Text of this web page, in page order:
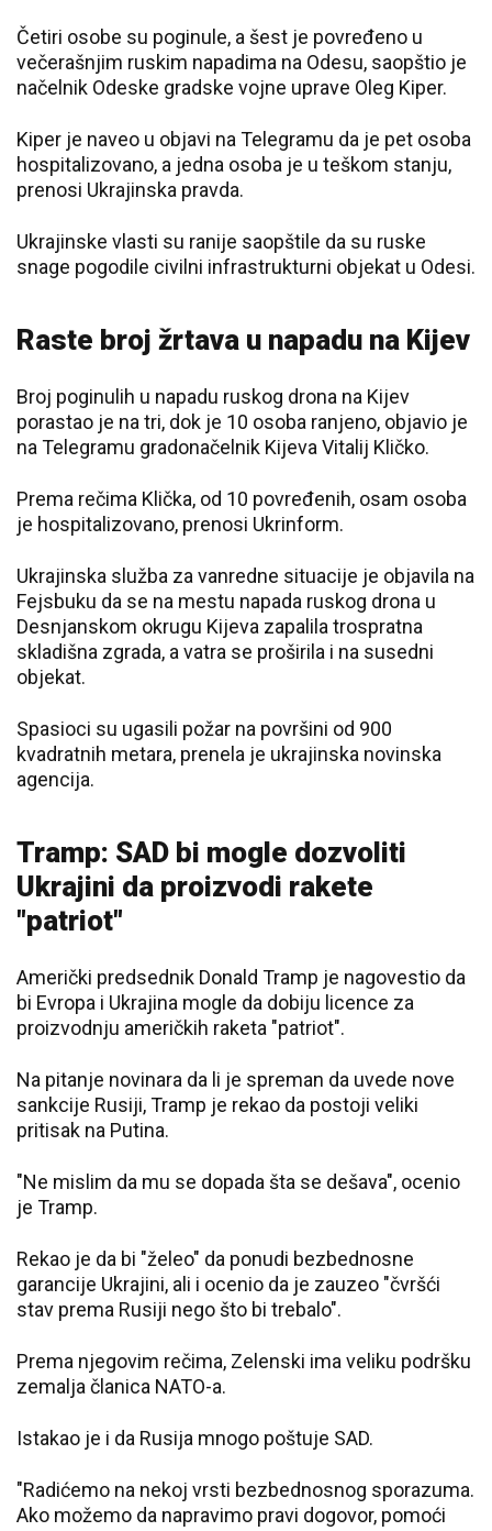
Četiri osobe su poginule, a šest je povređeno u
večerašnjim ruskim napadima na Odesu, saopštio je
načelnik Odeske gradske vojne uprave Oleg Kiper.
Kiper je naveo u objavi na Telegramu da je pet osoba
hospitalizovano, a jedna osoba je u teškom stanju,
prenosi Ukrajinska pravda.
Ukrajinske vlasti su ranije saopštile da su ruske
snage pogodile civilni infrastrukturni objekat u Odesi.
Raste broj žrtava u napadu na Kijev
Broj poginulih u napadu ruskog drona na Kijev
porastao je na tri, dok je 10 osoba ranjeno, objavio je
na Telegramu gradonačelnik Kijeva Vitalij Kličko.
Prema rečima Klička, od 10 povređenih, osam osoba
je hospitalizovano, prenosi Ukrinform.
Ukrajinska služba za vanredne situacije je objavila na
Fejsbuku da se na mestu napada ruskog drona u
Desnjanskom okrugu Kijeva zapalila trospratna
skladišna zgrada, a vatra se proširila i na susedni
objekat.
Spasioci su ugasili požar na površini od 900
kvadratnih metara, prenela je ukrajinska novinska
agencija.
Tramp: SAD bi mogle dozvoliti
Ukrajini da proizvodi rakete
"patriot"
Američki predsednik Donald Tramp je nagovestio da
bi Evropa i Ukrajina mogle da dobiju licence za
proizvodnju američkih raketa "patriot".
Na pitanje novinara da li je spreman da uvede nove
sankcije Rusiji, Tramp je rekao da postoji veliki
pritisak na Putina.
"Ne mislim da mu se dopada šta se dešava", ocenio
je Tramp.
Rekao je da bi "želeo" da ponudi bezbednosne
garancije Ukrajini, ali i ocenio da je zauzeo "čvršći
stav prema Rusiji nego što bi trebalo".
Prema njegovim rečima, Zelenski ima veliku podršku
zemalja članica NATO-a.
Istakao je i da Rusija mnogo poštuje SAD.
"Radićemo na nekoj vrsti bezbednosnog sporazuma.
Ako možemo da napravimo pravi dogovor, pomoći